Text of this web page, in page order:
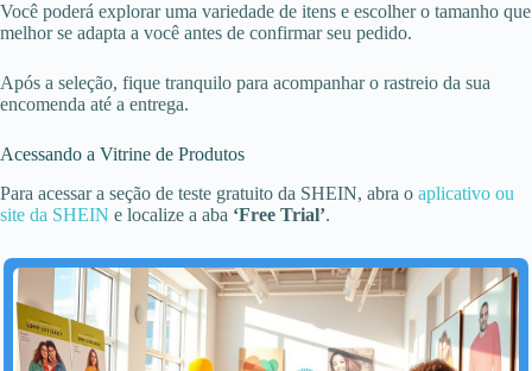
Você poderá explorar uma variedade de itens e escolher o tamanho que
melhor se adapta a você antes de confirmar seu pedido.
Após a seleção, fique tranquilo para acompanhar o rastreio da sua
encomenda até a entrega.
Acessando a Vitrine de Produtos
Para acessar a seção de teste gratuito da SHEIN, abra o aplicativo ou
site da SHEIN e localize a aba ‘Free Trial’.